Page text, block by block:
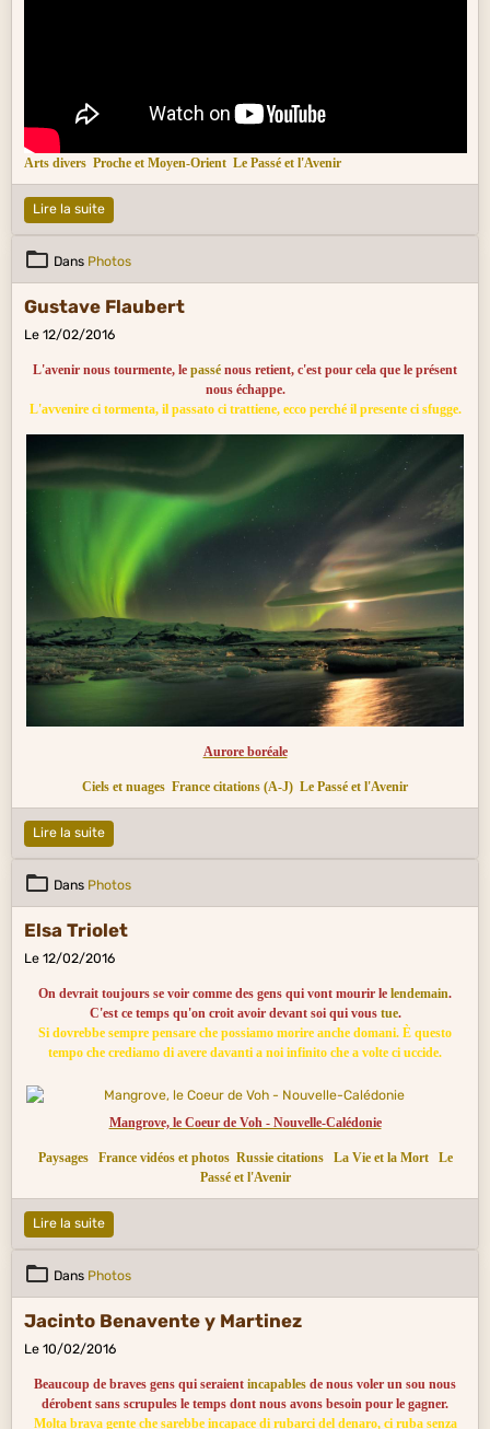
Arts divers Proche et Moyen-Orient Le Passé et l'Avenir
Lire la suite
Dans Photos
Gustave Flaubert
Le 12/02/2016
L'avenir nous tourmente, le passé nous retient, c'est pour cela que le présent
nous échappe.
L'avvenire ci tormenta, il passato ci trattiene, ecco perché il presente ci sfugge.
Aurore boréale
Ciels et nuages France citations (A-J) Le Passé et l'Avenir
Lire la suite
Dans Photos
Elsa Triolet
Le 12/02/2016
On devrait toujours se voir comme des gens qui vont mourir le lendemain.
C'est ce temps qu'on croit avoir devant soi qui vous tue.
Si dovrebbe sempre pensare che possiamo morire anche domani. È questo
tempo che crediamo di avere davanti a noi infinito che a volte ci uccide.
Mangrove, le Coeur de Voh - Nouvelle-Calédonie
Paysages France vidéos et photos Russie citations La Vie et la Mort
Le
Passé et l'Avenir
Lire la suite
Dans Photos
Jacinto Benavente y Martinez
Le 10/02/2016
Beaucoup de braves gens qui seraient incapables de nous voler un sou nous
dérobent sans scrupules le temps dont nous avons besoin pour le gagner.
Molta brava gente che sarebbe incapace di rubarci del denaro, ci ruba senza